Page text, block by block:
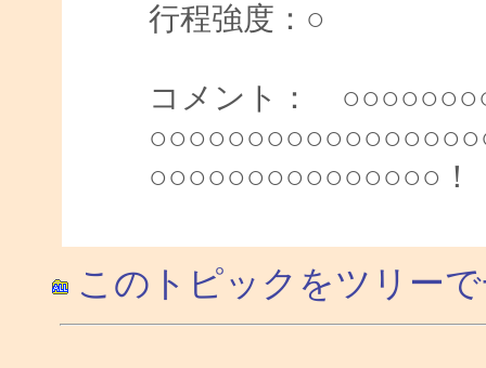
行程強度：
コメント：
○○○○○○○○○○○○○○○！
このトピックをツリー